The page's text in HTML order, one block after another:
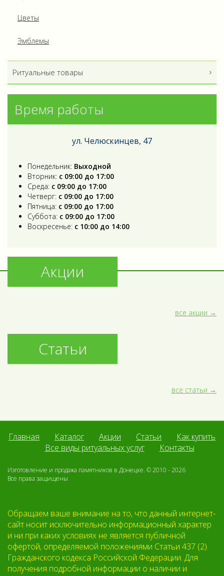
Цветы
Эмблемы
Ритуальные товары
Время работы
ул. Челюскинцев, 47
Понедельник: Выходной
Вторник: с 09:00 до 17:00
Среда: с 09:00 до 17:00
Четверг: с 09:00 до 17:00
Пятница: с 09:00 до 17:00
Суббота: с 09:00 до 17:00
Воскресенье: с 10:00 до 14:00
Акции
все акции
Статьи
все статьи
Главная Каталог Акции Статьи
Как купить
Все виды ритуальных услуг
Контакты
Изготовление и продажа памятников в Донецке. © 2010 - 2026
Все права защищены
Обращаем ваше внимание на то, что данный интернет-
сайт носит исключительно информационный характер
и ни при каких условиях не является публичной
офертой, определяемой положениями Статьи 437 (2)
Гражданского кодекса Российской Федерации. Для
получения подробной информации о наличии и